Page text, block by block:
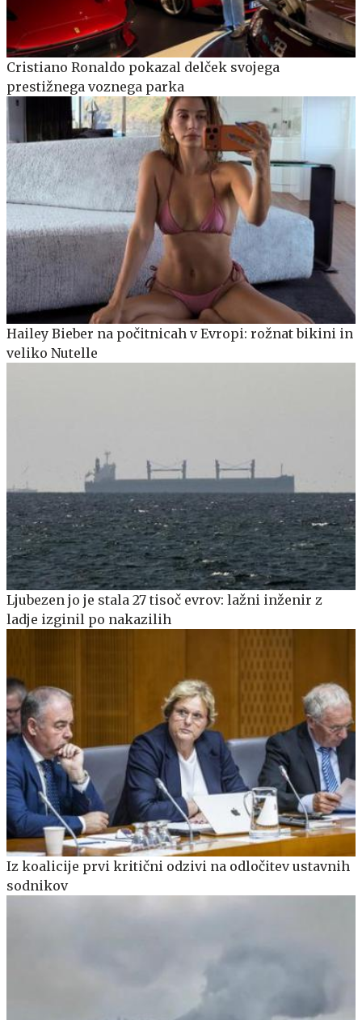
Cristiano Ronaldo pokazal delček svojega
prestižnega voznega parka
Hailey Bieber na počitnicah v Evropi: rožnat bikini in
veliko Nutelle
Ljubezen jo je stala 27 tisoč evrov: lažni inženir z
ladje izginil po nakazilih
Iz koalicije prvi kritični odzivi na odločitev ustavnih
sodnikov